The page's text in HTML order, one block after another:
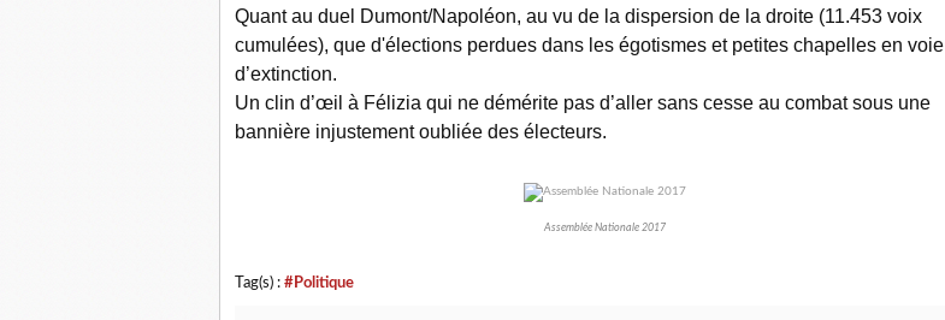
Quant au duel Dumont/Napoléon, au vu de la dispersion de la droite (11.453 voix
cumulées), que d'élections perdues dans les égotismes et petites chapelles en voie
d’extinction.
Un clin d’œil à Félizia qui ne démérite pas d’aller sans cesse au combat sous une
bannière injustement oubliée des électeurs.
Assemblée Nationale 2017
Tag(s) : #Politique